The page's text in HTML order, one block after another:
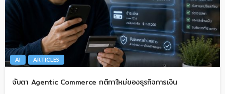
AI ARTICLES
จับตา Agentic Commerce กติกาใหม่ของธุรกิจการเงิน